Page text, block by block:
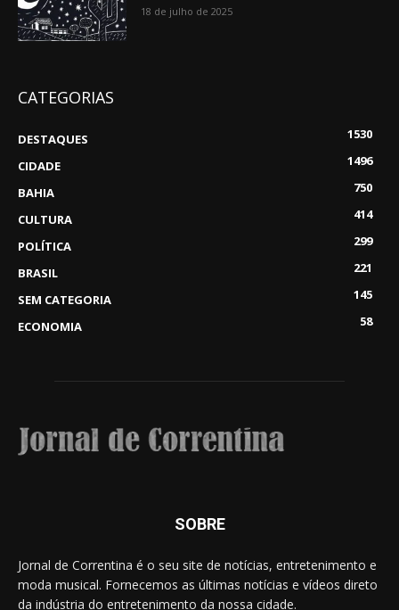
18 de julho de 2025
CATEGORIAS
DESTAQUES
1530
CIDADE
1496
BAHIA
750
CULTURA
414
POLÍTICA
299
BRASIL
221
SEM CATEGORIA
145
ECONOMIA
58
SOBRE
Jornal de Correntina é o seu site de notícias, entretenimento e
moda musical. Fornecemos as últimas notícias e vídeos direto
da indústria do entretenimento da nossa cidade.